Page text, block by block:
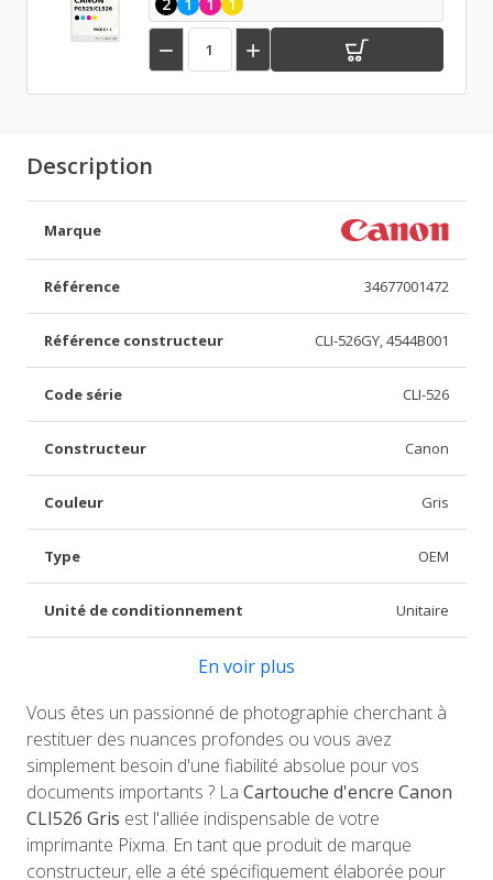
 
Description
Marque
Référence 34677001472
Référence constructeur CLI-526GY, 4544B001
Code série CLI-526
Constructeur Canon
Couleur Gris
Type OEM
Unité de conditionnement Unitaire
En voir plus
Vous êtes un passionné de photographie cherchant à
restituer des nuances profondes ou vous avez
simplement besoin d'une fiabilité absolue pour vos
documents importants ? La Cartouche d'encre Canon
CLI526 Gris est l'alliée indispensable de votre
imprimante Pixma. En tant que produit de marque
constructeur, elle a été spécifiquement élaborée pour